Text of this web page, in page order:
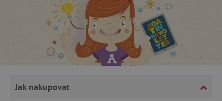
Jak nakupovat
_lb_ccc .agatinsvet.cz
Google Privacy Policy